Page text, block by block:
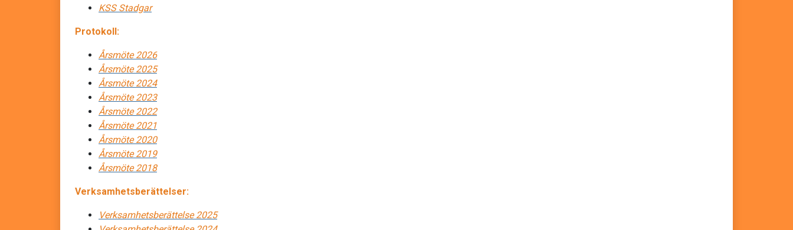
KSS Stadgar
Protokoll:
Årsmöte 2026
Årsmöte 2025
Årsmöte 2024
Årsmöte 2023
Årsmöte 2022
Årsmöte 2021
Årsmöte 2020
Årsmöte 2019
Årsmöte 2018
Verksamhetsberättelser:
Verksamhetsberättelse 2025